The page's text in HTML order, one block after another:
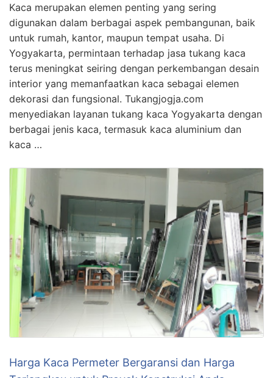
Kaca merupakan elemen penting yang sering
digunakan dalam berbagai aspek pembangunan, baik
untuk rumah, kantor, maupun tempat usaha. Di
Yogyakarta, permintaan terhadap jasa tukang kaca
terus meningkat seiring dengan perkembangan desain
interior yang memanfaatkan kaca sebagai elemen
dekorasi dan fungsional. Tukangjogja.com
menyediakan layanan tukang kaca Yogyakarta dengan
berbagai jenis kaca, termasuk kaca aluminium dan
kaca …
Harga Kaca Permeter Bergaransi dan Harga